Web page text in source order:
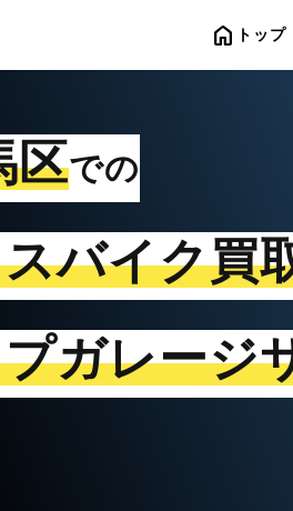
home トップ
区での
バイク買
ガレージ